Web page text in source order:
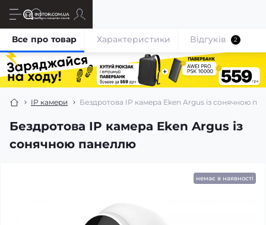
IP камери Бездротова IP камера Eken Argus із сонячною
Бездротова IP камера Eken Argus із
сонячною панеллю
Все про товар Характеристики Відгуків 2
немає в наявності